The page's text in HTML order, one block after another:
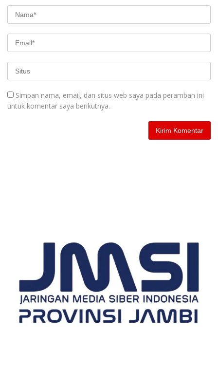
Simpan nama, email, dan situs web saya pada peramban ini
untuk komentar saya berikutnya.